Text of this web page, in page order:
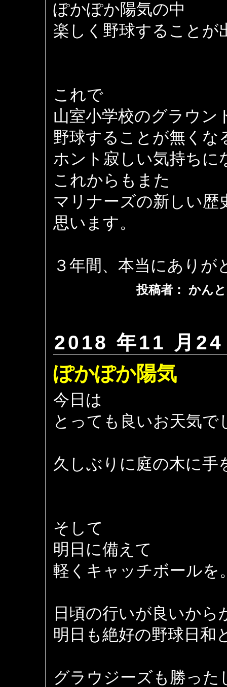
ぽかぽか陽気の中
楽しく野球することが
これで
山室小学校のグラウン
野球することが無くな
ホント寂しい気持ちに
これからもまた
マリナーズの新しい
思います。
３年間、本当にありが
投稿者： かん
2018 年11 月
ぽかぽか陽気
今日は
とっても良いお天気で
久しぶりに庭の木に手
そして
明日に備えて
軽くキャッチボールを
日頃の行いが良いから
明日も絶好の野球日和
グラウジーズも勝った